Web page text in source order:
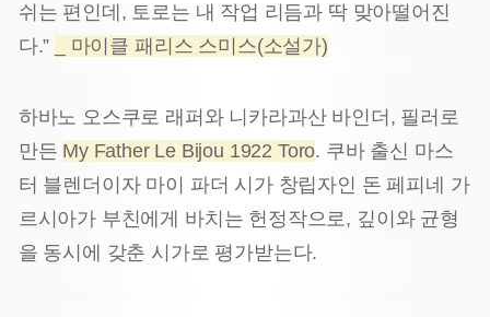
쉬는 편인데, 토로는 내 작업 리듬과 딱 맞아떨어진
다.”
_ 마이클 패리스 스미스(소설가)
하바노 오스쿠로 래퍼와 니카라과산 바인더, 필러로
만든 My Father Le Bijou 1922 Toro. 쿠바 출신 마스
터 블렌더이자 마이 파더 시가 창립자인 돈 페피네 가
르시아가 부친에게 바치는 헌정작으로, 깊이와 균형
을 동시에 갖춘 시가로 평가받는다.